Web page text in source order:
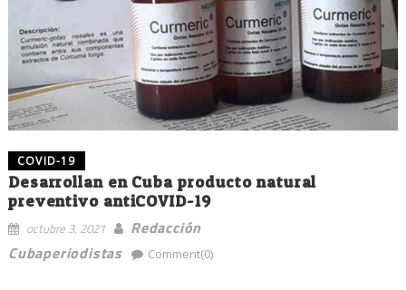
COVID-19
Desarrollan en Cuba producto natural
preventivo antiCOVID-19
octubre 3, 2021
Redacción
Cubaperiodistas
Comment(0)